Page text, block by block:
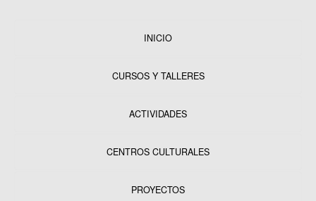
INICIO
CURSOS Y TALLERES
ACTIVIDADES
CENTROS CULTURALES
PROYECTOS